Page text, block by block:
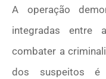
A operação
integradas entre
combater a
dos suspeitos é